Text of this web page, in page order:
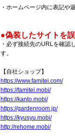
・ホームページ内に表記や
●偽装したサイトを
・必ず接続先のURLを確認
す。
【自社ショップ】
https://www.famitei.com/
https://famitei.mobi/
https://kanto.mobi/
https://gardenroom.jp/
https://kyusyu.mobi/
http://rehome.mobi/